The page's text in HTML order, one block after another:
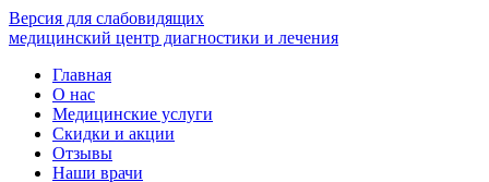
Версия для слабовидящих
медицинский центр диагностики и лечения
Главная
О нас
Медицинские услуги
Скидки и акции
Отзывы
Наши врачи